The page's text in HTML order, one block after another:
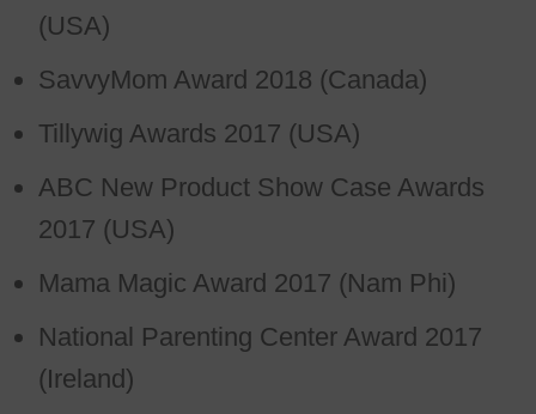
(USA)
SavvyMom Award 2018 (Canada)
Tillywig Awards 2017 (USA)
ABC New Product Show Case Awards
2017 (USA)
Mama Magic Award 2017 (Nam Phi)
National Parenting Center Award 2017
(Ireland)